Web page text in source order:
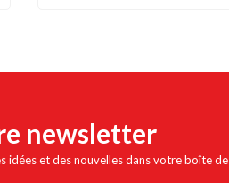
newsletter
idées et des nouvelles dans votre boîte de